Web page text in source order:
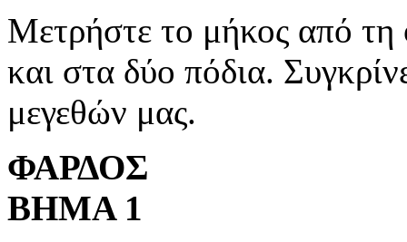
Μετρήστε το μήκος από τη
και στα δύο πόδια.
μεγεθών μας.
ΦΑΡΔΟΣ
ΒΗΜΑ 1